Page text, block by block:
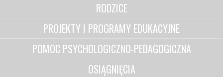
RODZICE
PROJEKTY I PROGRAMY EDUKACYJNE
POMOC PSYCHOLOGICZNO-PEDAGOGICZNA
OSIĄGNIĘCIA